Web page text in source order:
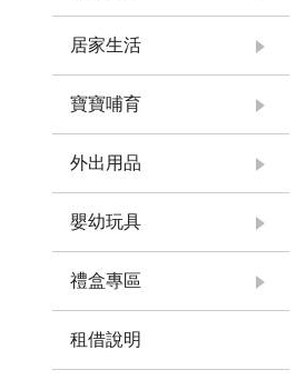
居家生活
寶寶哺育
外出用品
嬰幼玩具
禮盒專區
租借說明